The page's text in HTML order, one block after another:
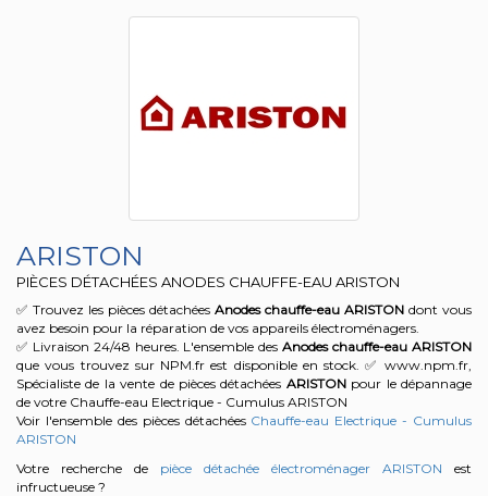
ARISTON
PIÈCES DÉTACHÉES ANODES CHAUFFE-EAU ARISTON
✅ Trouvez les pièces détachées Anodes chauffe-eau ARISTON dont vous
avez besoin pour la réparation de vos appareils électroménagers.
✅ Livraison 24/48 heures. L'ensemble desAnodes chauffe-eau ARISTON
que vous trouvez sur NPM.fr est disponible en stock. ✅ www.npm.fr,
Spécialiste de la vente de pièces détachées ARISTONpour le dépannage
de votre Chauffe-eau Electrique - Cumulus ARISTON
Voir l'ensemble des pièces détachées Chauffe-eau Electrique - Cumulus
ARISTON
Votre recherche de pièce détachée électroménager ARISTON est
infructueuse ?